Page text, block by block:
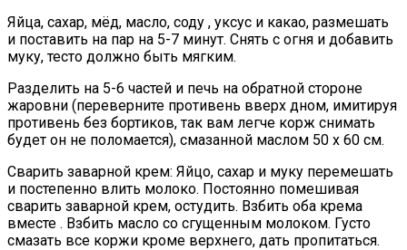
Яйца, сахар, мёд, масло, соду , уксус и какао, размешать
и поставить на пар на 5-7 минут. Снять с огня и добавить
муку, тесто должно быть мягким.
Разделить на 5-6 частей и печь на обратной стороне
жаровни (переверните противень вверх дном, имитируя
противень без бортиков, так вам легче корж снимать
будет он не поломается), смазанной маслом 50 х 60 см.
Сварить заварной крем: Яйцо, сахар и муку перемешать
и постепенно влить молоко. Постоянно помешивая
сварить заварной крем, остудить. Взбить оба крема
вместе . Взбить масло со сгущенным молоком. Густо
смазать все коржи кроме верхнего, дать пропитаться.